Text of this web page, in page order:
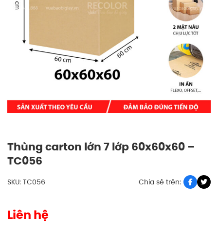
Thùng carton lớn 7 lớp 60x60x60 –
TC056
SKU: TC056 Chia sẻ trên:
Liên hệ